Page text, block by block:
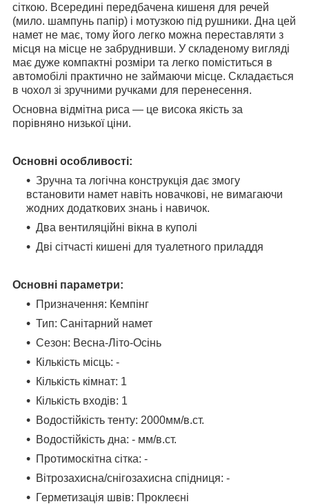
сіткою. Всередині передбачена кишеня для речей
(мило. шампунь папір) і мотузкою під рушники. Дна цей
намет не має, тому його легко можна переставляти з
місця на місце не забруднивши. У складеному вигляді
має дуже компактні розміри та легко поміститься в
автомобілі практично не займаючи місце. Складається
в чохол зі зручними ручками для перенесення.
Основна відмітна риса — це висока якість за
порівняно низької ціни.
Основні особливості:
Зручна та логічна конструкція дає змогу
встановити намет навіть новачкові, не вимагаючи
жодних додаткових знань і навичок.
Два вентиляційні вікна в куполі
Дві сітчасті кишені для туалетного приладдя
Основні параметри:
Призначення: Кемпінг
Тип: Санітарний намет
Сезон: Весна-Літо-Осінь
Кількість місць: -
Кількість кімнат: 1
Кількість входів: 1
Водостійкість тенту: 2000мм/в.ст.
Водостійкість дна: - мм/в.ст.
Протимоскітна сітка: -
Вітрозахисна/снігозахисна спідниця: -
Герметизація швів: Проклеєні